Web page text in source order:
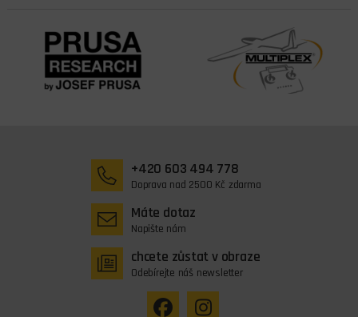
+420 603 494 778
Doprava nad 2500 Kč zdarma
Máte dotaz
Napište nám
chcete zůstat v obraze
Odebírejte náš newsletter